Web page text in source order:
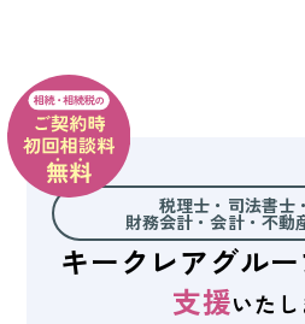
税理士・司法書士
財務会計・会計・不動
キークレアグル
支援いたし